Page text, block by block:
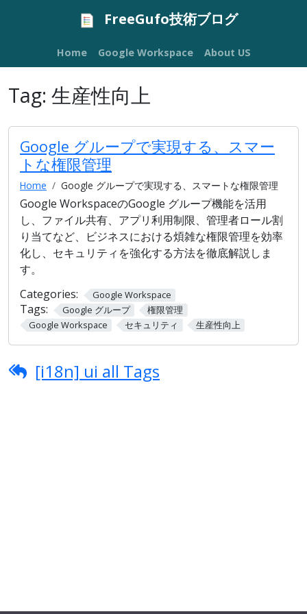
FreeGufo技術ブログ
Home Google Workspace About US
Tag: 生産性向上
Google グループで実現する、スマー
トな権限管理
Home Google グループで実現する、スマートな権限管理
Google WorkspaceのGoogle グループ機能を活用
し、ファイル共有、アプリ利用制限、管理者ロール割
り当てなど、ビジネスにおける煩雑な権限管理を効率
化し、セキュリティを強化する方法を徹底解説しま
す。
Categories:
Google Workspace
Tags: Google グループ
権限管理
Google Workspace
セキュリティ 生産性向上
[i18n] ui all Tags